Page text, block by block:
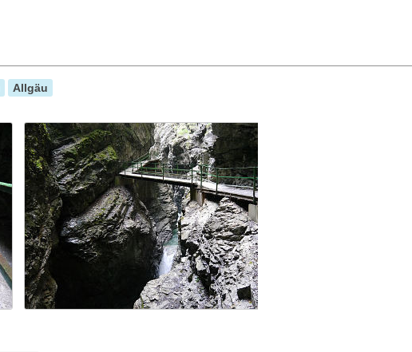
Allgäu